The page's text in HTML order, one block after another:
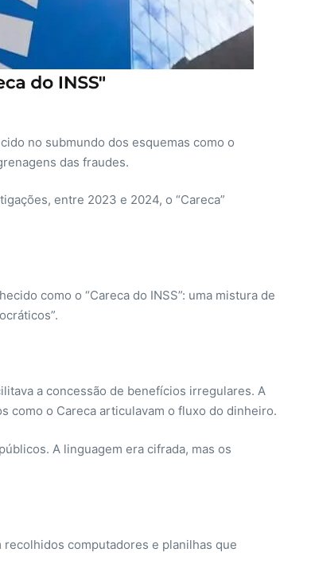
no submundo dos esquemas como o
das fraudes.
entre 2023 e 2024, o “Careca”
como o “Careca do INSS”: uma mistura de
a concessão de benefícios irregulares. A
como o Careca articulavam o fluxo do dinheiro.
A linguagem era cifrada, mas os
computadores e planilhas que